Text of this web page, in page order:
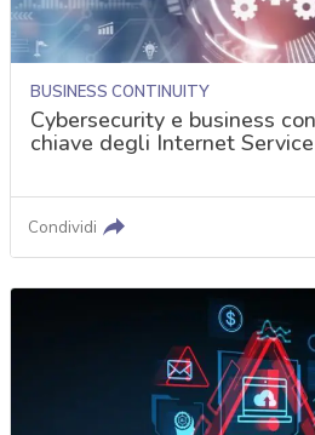
BUSINESS CONTINUITY
Cybersecurity e business
chiave degli Internet
Condividi